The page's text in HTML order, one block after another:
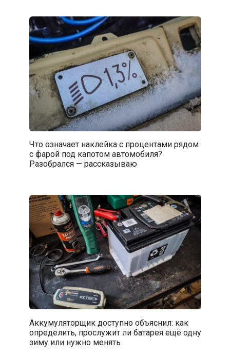
Что означает наклейка с процентами рядом
с фарой под капотом автомобиля?
Разобрался — рассказываю
Аккумуляторщик доступно объяснил: как
определить, прослужит ли батарея ещё одну
зиму или нужно менять